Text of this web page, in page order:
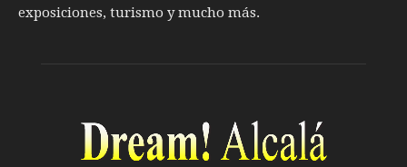
exposiciones, turismo y mucho más.